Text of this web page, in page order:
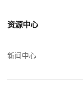
资源中心
新闻中心